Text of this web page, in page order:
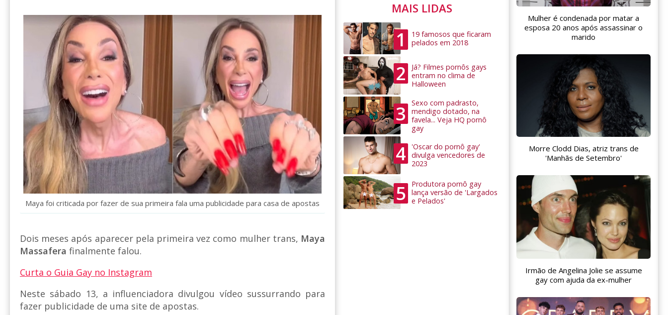
Maya foi criticada por fazer de sua primeira fala uma publicidade para casa de apostas
Dois meses após aparecer pela primeira vez como mulher trans, Maya
Massafera finalmente falou.
Curta o Guia Gay no Instagram
Neste sábado 13, a influenciadora divulgou vídeo sussurrando para
fazer publicidade de uma site de apostas.
MAIS LIDAS
1
19 famosos que ficaram
pelados em 2018
2
Já? Filmes pornôs gays
entram no clima de
Halloween
3
Sexo com padrasto,
mendigo dotado, na
favela... Veja HQ pornô
gay
4
'Oscar do pornô gay'
divulga vencedores de
2023
5
Produtora pornô gay
lança versão de 'Largados
e Pelados'
Mulher é condenada por matar a
esposa 20 anos após assassinar o
marido
Morre Clodd Dias, atriz trans de
'Manhãs de Setembro'
Irmão de Angelina Jolie se assume
gay com ajuda da ex-mulher